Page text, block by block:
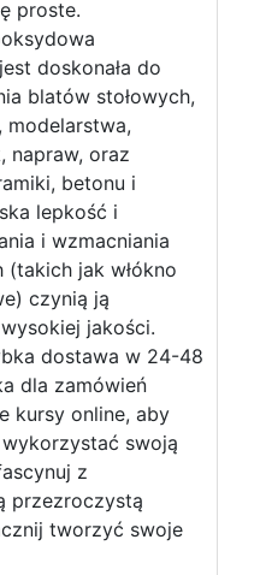
proste.
doskonała do
blatów stołowych,
napraw, oraz
betonu i
lepkość i
i wzmacniania
(takich jak włókno
czynią ją
jakości.
dostawa w 24-48
dla zamówień
kursy online, aby
swoją
z
przezroczystą
tworzyć swoje